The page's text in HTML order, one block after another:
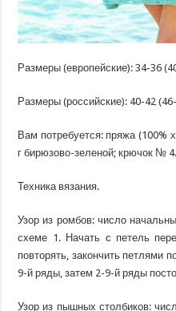
Размеры (европейские): 34-36
Размеры (российские): 40-42
Вам потребуется: пряжа (100%
г бирюзово-зеленой; крючок № 4.
Техника вязания.
Узор из ромбов: число
схеме 1. Начать с петель
повторять, закончить петлями
9-й ряды, затем 2-9-й ряды
Узор из пышных столбиков: